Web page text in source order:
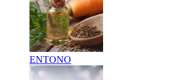
ΕΝΤΟΝΟ